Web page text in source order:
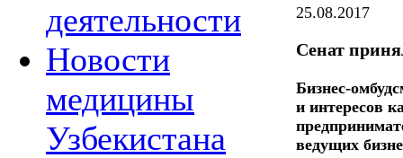
деятельности
Новости
медицины
Узбекистана
25.08.2017
Сенат
Бизнес-
и интересов
ведущих